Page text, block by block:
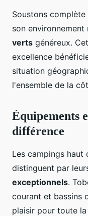
Soustons
son
verts généreux.
excellence
situation
l'ensemble de la
Équipements
différence
Les campings haut
distinguent par
exceptionnels.
courant et bassins
plaisir pour toute